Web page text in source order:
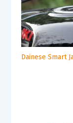
Dainese Smart